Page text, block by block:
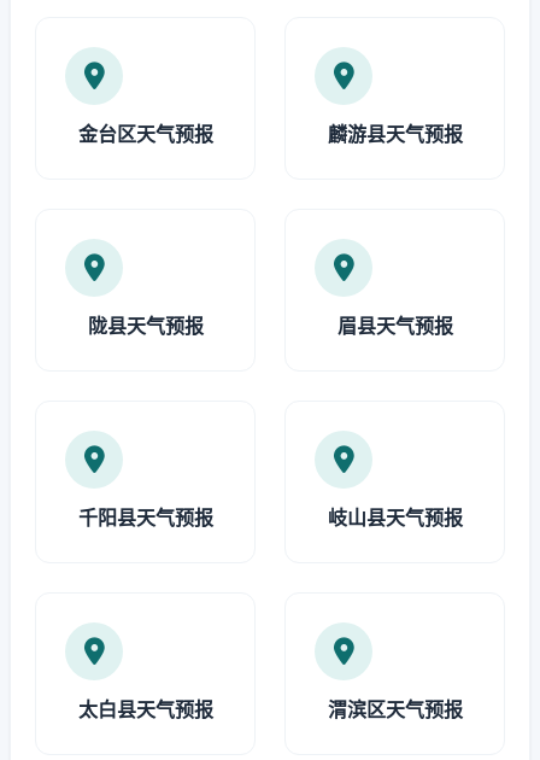
金台区天气预报 麟游县天气预报
陇县天气预报 眉县天气预报
千阳县天气预报 岐山县天气预报
太白县天气预报 渭滨区天气预报